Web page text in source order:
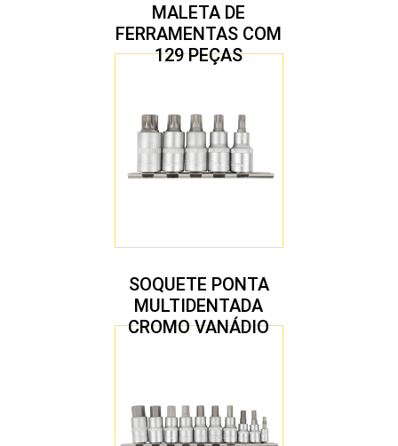
MALETA DE
FERRAMENTAS COM
129 PEÇAS
SOQUETE PONTA
MULTIDENTADA
CROMO VANÁDIO